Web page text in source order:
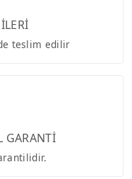
teslim edilir